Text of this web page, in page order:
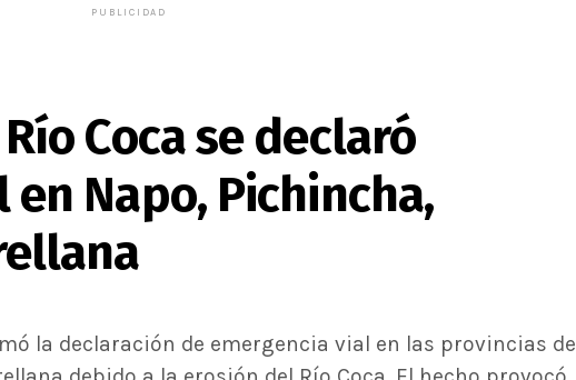
PUBLICIDAD
Coca se declaró
Napo, Pichincha,
la declaración de emergencia vial en las provincias de